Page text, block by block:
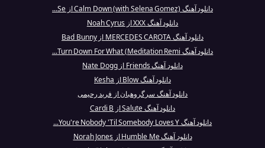
دانلود آهنگ Calm Down (with Selena Gomez) از Se...
دانلود آهنگ XXX از Noah Cyrus
دانلود آهنگ MERCEDES CAROTA از Bad Bunny
دانلود آهنگ Turn Down For What (Meditation Remi...
دانلود آهنگ Friends از Nate Dogg
دانلود آهنگ Blow از Kesha
دانلود آهنگ سرگروهبان از فربد رحیمی
دانلود آهنگ Salute از Cardi B
دانلود آهنگ You're Nobody 'Til Somebody Loves Y...
دانلود آهنگ Humble Me از Norah Jones